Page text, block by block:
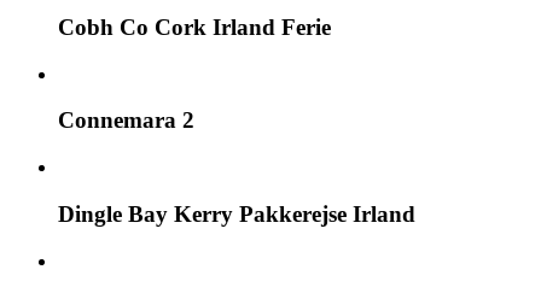
Cobh Co Cork Irland Ferie
Connemara 2
Dingle Bay Kerry Pakkerejse Irland